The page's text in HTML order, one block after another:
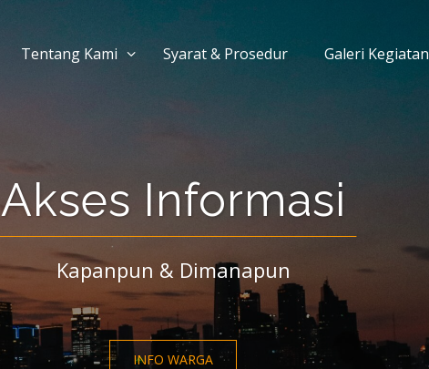
Tentang Kami Syarat & Prosedur Galeri Kegiatan
Akses Informasi
Kapanpun & Dimanapun
INFO WARGA